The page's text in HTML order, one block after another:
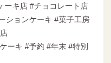
ーキ店 #チョコレート店
ションケーキ #菓子工房
ーキ #予約 #年末 #特別